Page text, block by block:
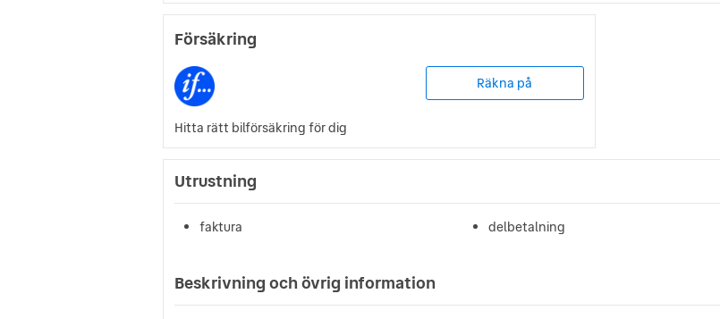
Försäkring
Räkna på
Hitta rätt bilförsäkring för dig
Utrustning
faktura delbetalning
Beskrivning och övrig information